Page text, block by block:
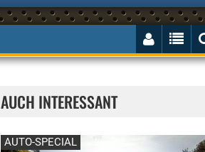
AUCH INTERESSANT
AUTO-SPECIAL